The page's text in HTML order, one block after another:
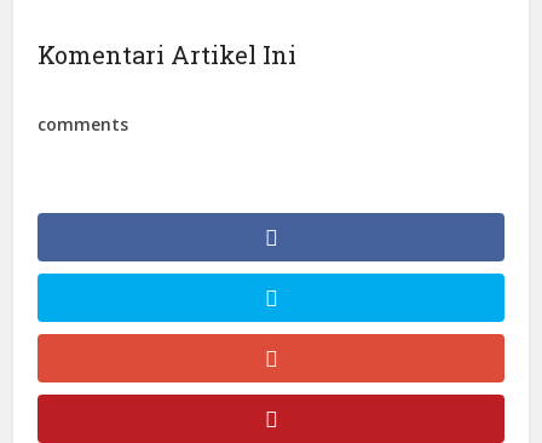
Komentari Artikel Ini
comments